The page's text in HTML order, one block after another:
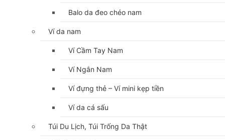
Balo da đeo chéo nam
Ví da nam
Ví Cầm Tay Nam
Ví Ngắn Nam
Ví đựng thẻ – Ví mini kẹp tiền
Ví da cá sấu
Túi Du Lịch, Túi Trống Da Thật